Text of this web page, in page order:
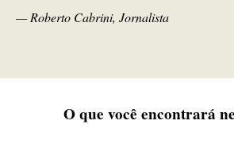
— Roberto Cabrini, Jornalista
O que você encontrará